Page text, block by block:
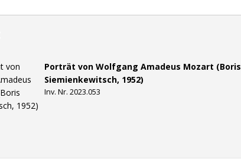
Porträt von Wolfgang Amadeus Mozart (Boris
Siemienkewitsch, 1952)
Inv. Nr. 2023.053